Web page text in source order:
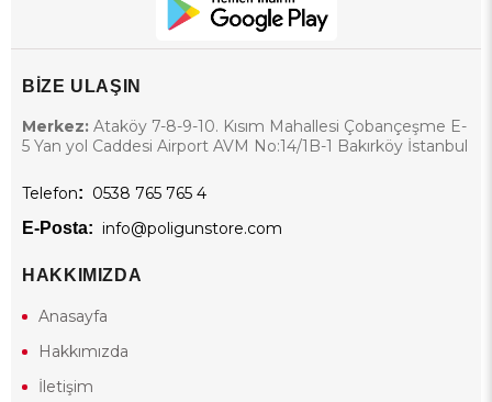
BİZE ULAŞIN
Merkez: Ataköy 7-8-9-10. Kısım Mahallesi Çobançeşme E-
5 Yan yol Caddesi Airport AVM No:14/1B-1 Bakırköy İstanbul
Telefon: 0538 765 765 4
E-Posta: info@poligunstore.com
HAKKIMIZDA
Anasayfa
Hakkımızda
İletişim